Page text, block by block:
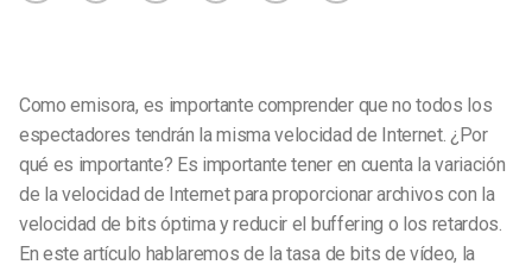
Como emisora, es importante comprender que no todos los
espectadores tendrán la misma velocidad de Internet. ¿Por
qué es importante? Es importante tener en cuenta la variación
de la velocidad de Internet para proporcionar archivos con la
velocidad de bits óptima y reducir el buffering o los retardos.
En este artículo hablaremos de la tasa de bits de vídeo, la